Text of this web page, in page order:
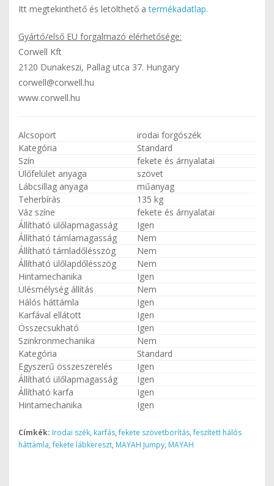
Itt megtekinthető és letölthető atermékadatlap.
Gyártó/első EU forgalmazó elérhetősége:
Corwell Kft
2120 Dunakeszi, Pallag utca 37. Hungary
corwell@corwell.hu
www.corwell.hu
Alcsoport
irodai forgószék
Kategória
Standard
Szín
fekete és árnyalatai
Ülőfelület anyaga
szövet
Lábcsillag anyaga
műanyag
Teherbírás
135 kg
Váz színe
fekete és árnyalatai
Állítható ülőlapmagasság
Igen
Állítható támlamagasság
Nem
Állítható támladőlésszög
Nem
Állítható ülőlapdőlésszög
Nem
Hintamechanika
Igen
Ülésmélység állítás
Nem
Hálós háttámla
Igen
Karfával ellátott
Igen
Összecsukható
Igen
Szinkronmechanika
Nem
Kategória
Standard
Egyszerű összeszerelés
Igen
Állítható ülőlapmagasság
Igen
Állítható karfa
Igen
Hintamechanika
Igen
Címkék: Irodai szék, karfás,fekete szövetborítás,feszített hálós
háttámla,fekete lábkereszt, MAYAH Jumpy, MAYAH